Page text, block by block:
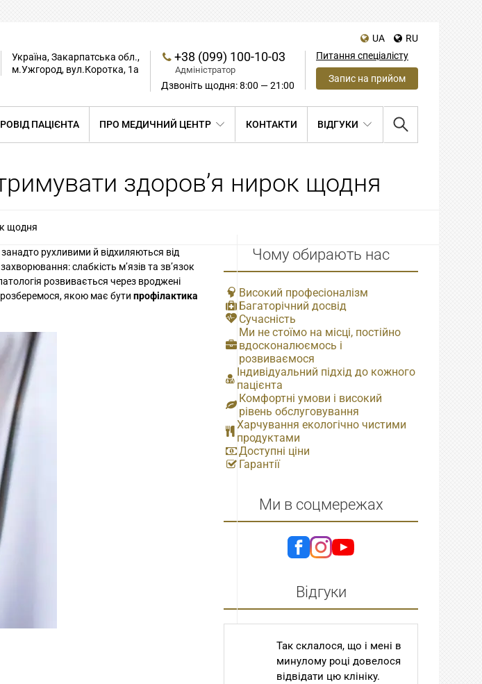
UA
RU
Україна, Закарпатська обл.,
м.Ужгород, вул.Коротка, 1а
+38 (099) 100-10-03
Адміністратор
Дзвоніть щодня: 8:00 — 21:00
Питання спеціалісту
Запис на прийом
ПАЦІЄНТА ПРО МЕДИЧНИЙ ЦЕНТР КОНТАКТИ ВІДГУКИ
здоров’я нирок щодня
щодня
рухливими й відхиляються від
слабкість м’язів та зв’язок
розвивається через вроджені
розберемося, якою має бути профілактика
Чому обирають нас
Високий професіоналізм
Багаторічний досвід
Сучасність
Ми не стоїмо на місці, постійно
вдосконалюємось і
розвиваємося
Індивідуальний підхід до кожного
пацієнта
Комфортні умови і високий
рівень обслуговування
Харчування екологічно чистими
продуктами
Доступні ціни
Гарантії
Ми в соцмережах
Відгуки
Шановний Степан
Томович та Степан
Степанович! Сам